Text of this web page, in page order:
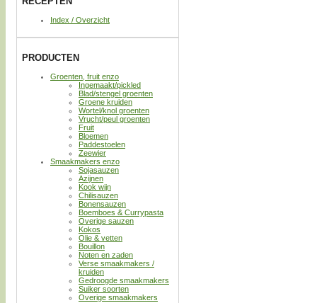
Index / Overzicht
PRODUCTEN
Groenten, fruit enzo
Ingemaakt/pickled
Blad/stengel groenten
Groene kruiden
Wortel/knol groenten
Vrucht/peul groenten
Fruit
Bloemen
Paddestoelen
Zeewier
Smaakmakers enzo
Sojasauzen
Azijnen
Kook wijn
Chilisauzen
Bonensauzen
Boemboes & Currypasta
Overige sauzen
Kokos
Olie & vetten
Bouillon
Noten en zaden
Verse smaakmakers /
kruiden
Gedroogde smaakmakers
Suiker soorten
Overige smaakmakers